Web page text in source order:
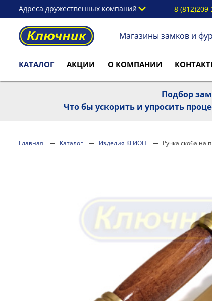
Адреса дружественных компаний 8
Магазины замков и
КАТАЛОГ АКЦИИ О КОМПАНИИ
Подбор
Что бы ускорить и упросить
Главная Каталог Изделия КГИОП Ручка скоба на